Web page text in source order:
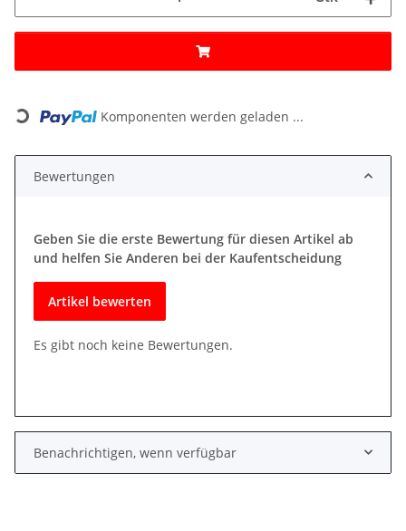
Loading... Komponenten werden geladen ...
Bewertungen
Geben Sie die erste Bewertung für diesen Artikel ab
und helfen Sie Anderen bei der Kaufentscheidung
Artikel bewerten
Es gibt noch keine Bewertungen.
Benachrichtigen, wenn verfügbar